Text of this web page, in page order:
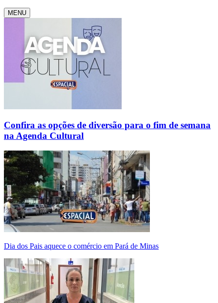
MENU
Confira as opções de diversão para o fim de semana
na Agenda Cultural
Dia dos Pais aquece o comércio em Pará de Minas